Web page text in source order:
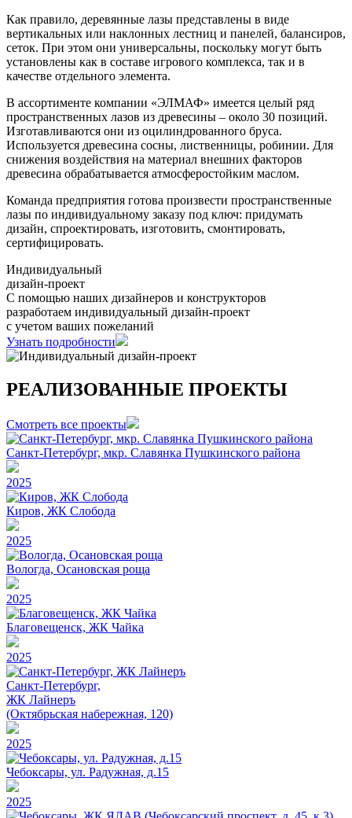
Как правило, деревянные лазы представлены в виде
вертикальных или наклонных лестниц и панелей, балансиров,
сеток. При этом они универсальны, поскольку могут быть
установлены как в составе игрового комплекса, так и в
качестве отдельного элемента.
В ассортименте компании «ЭЛМАФ» имеется целый ряд
пространственных лазов из древесины – около 30 позиций.
Изготавливаются они из оцилиндрованного бруса.
Используется древесина сосны, лиственницы, робинии. Для
снижения воздействия на материал внешних факторов
древесина обрабатывается атмосферостойким маслом.
Команда предприятия готова произвести пространственные
лазы по индивидуальному заказу под ключ: придумать
дизайн, спроектировать, изготовить, смонтировать,
сертифицировать.
Индивидуальный
дизайн-проект
С помощью наших дизайнеров и конструкторов
разработаем индивидуальный дизайн-проект
с учетом ваших пожеланий
Узнать подробности
РЕАЛИЗОВАННЫЕ ПРОЕКТЫ
Смотреть все проекты
Санкт-Петербург, мкр. Славянка Пушкинского района
2025
Киров, ЖК Слобода
2025
Вологда, Осановская роща
2025
Благовещенск, ЖК Чайка
2025
Санкт-Петербург,
ЖК Лайнеръ
(Октябрьская набережная, 120)
2025
Чебоксары, ул. Радужная, д.15
2025